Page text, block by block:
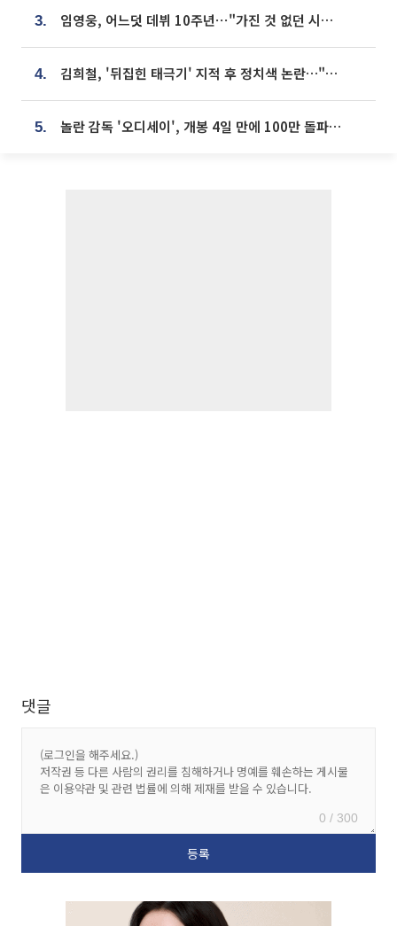
3. 임영웅, 어느덧 데뷔 10주년⋯"가진 것 없던 시절, 내 앞엔 20명의 팬뿐"
4. 김희철, '뒤집힌 태극기' 지적 후 정치색 논란…"좌우 떠나 우리나라 국기"
5. 놀란 감독 '오디세이', 개봉 4일 만에 100만 돌파⋯'왕사남' 보다 빠르다
댓글
0 / 300